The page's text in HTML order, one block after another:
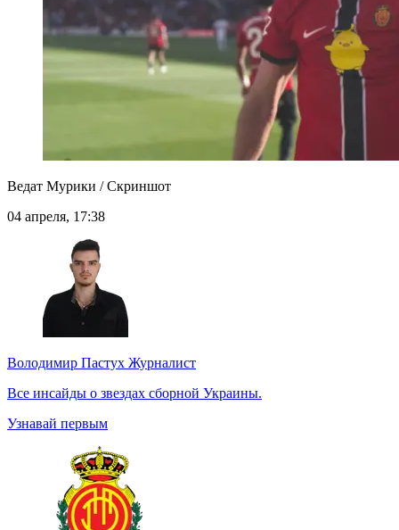
Ведат Мурики / Скриншот
04 апреля, 17:38
Володимир Пастух Журналист
Все инсайды о звездах сборной Украины.
Узнавай первым